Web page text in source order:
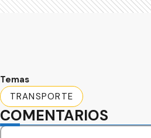
Temas
TRANSPORTE
COMENTARIOS